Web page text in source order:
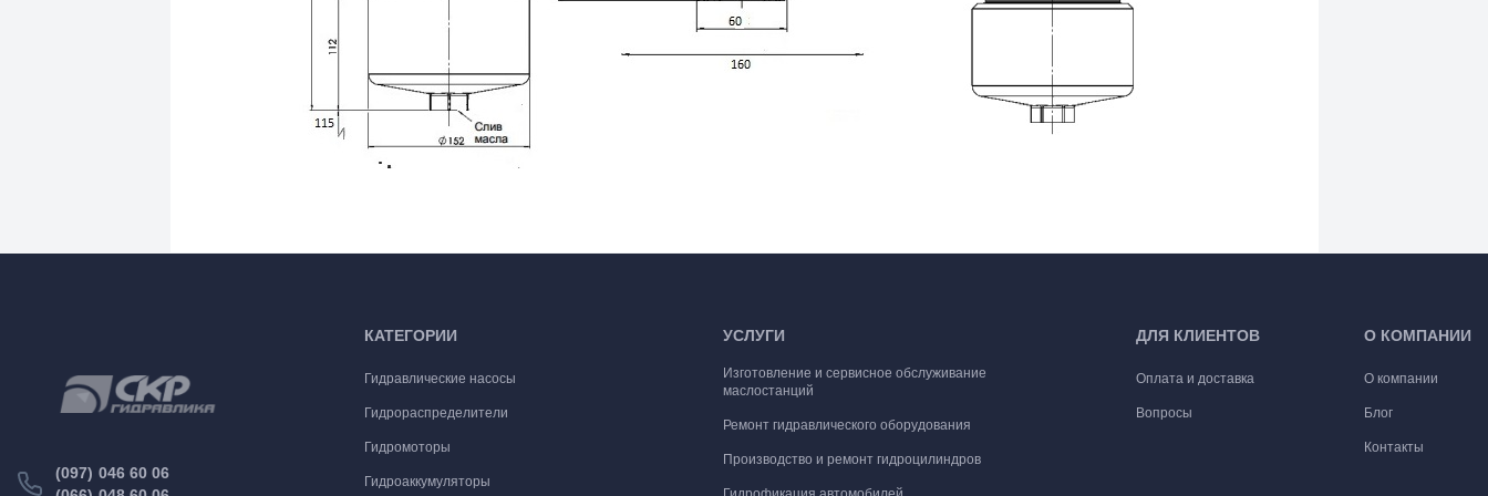
(097) 046 60 06
КАТЕГОРИИ
Гидравлические насосы
Гидрораспределители
Гидромоторы
Гидроаккумуляторы
УСЛУГИ
Изготовление и сервисное обслуживание
маслостанций
Ремонт гидравлического оборудования
Производство и ремонт гидроцилиндров
ДЛЯ КЛИЕНТОВ
Оплата и доставка
Вопросы
О КОМПАНИИ
О компании
Блог
Контакты